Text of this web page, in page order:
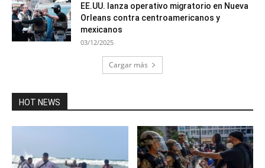
EE.UU. lanza operativo migratorio en Nueva
Orleans contra centroamericanos y
mexicanos
03/12/2025
Cargar más
HOT NEWS